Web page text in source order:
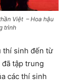
Việt – Hoa hậu
trình
thí sinh đến từ
tập trung
các thí sinh